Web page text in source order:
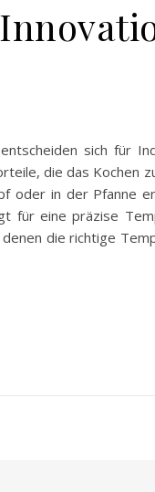
sich für
die das Kochen
oder in der Pfanne
für eine präzise
die richtige